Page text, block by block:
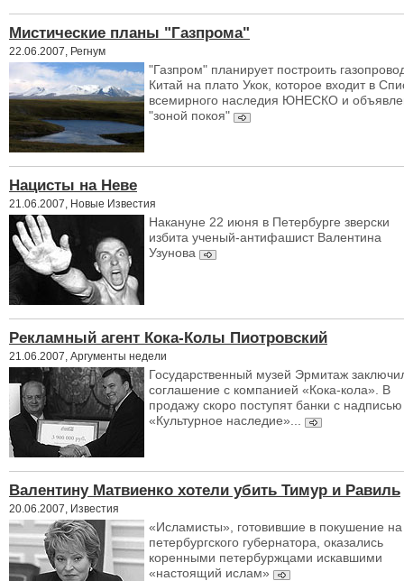
Мистические планы "Газпрома"
22.06.2007, Регнум
"Газпром" планирует построить
Китай на плато Укок, которое входит в
всемирного наследия ЮНЕСКО и
"зоной покоя"
Нацисты на Неве
21.06.2007, Новые Известия
Накануне 22 июня в Петербурге зверски
избита ученый-антифашист Валентина
Узунова
Рекламный агент Кока-Колы Пиотровский
21.06.2007, Аргументы недели
Государственный музей Эрмитаж
соглашение с компанией «Кока-кола». В
продажу скоро поступят банки с надписью
«Культурное наследие»...
Валентину Матвиенко хотели убить Тимур и Равиль
20.06.2007, Известия
«Исламисты», готовившие в покушение на
петербургского губернатора, оказались
коренными петербуржцами искавшими
«настоящий ислам»